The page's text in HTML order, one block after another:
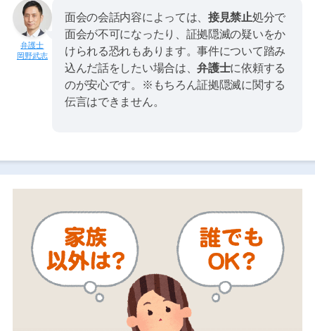
岡野武志
面会の会話内容によっては、接見禁止処分で
面会が不可になったり、証拠隠滅の疑いをか
けられる恐れもあります。事件について踏み
込んだ話をしたい場合は、弁護士に依頼する
のが安心です。※もちろん証拠隠滅に関する
伝言はできません。